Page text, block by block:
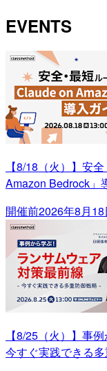
EVENTS
【8/18（火）】安
Amazon Bedrock」
開催前2026年8月
【8/25（火）】事
今すぐ実践できる